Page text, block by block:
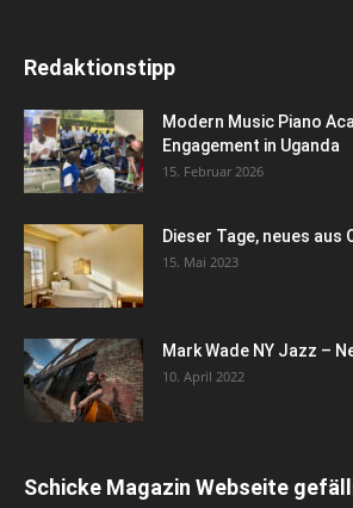
Redaktionstipp
Modern Music Piano
Engagement in Uganda
15. Februar 2026
Dieser Tage, neues aus
15. Mai 2023
Mark Wade NY Jazz –
10. April 2022
Schicke Magazin Webseite